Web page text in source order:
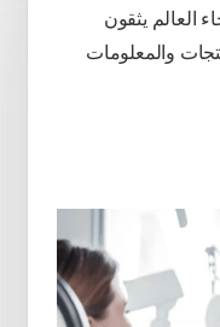
العالم يثقون
والمعلومات